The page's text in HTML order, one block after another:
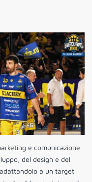
e comunicazione
del design e del
a un target